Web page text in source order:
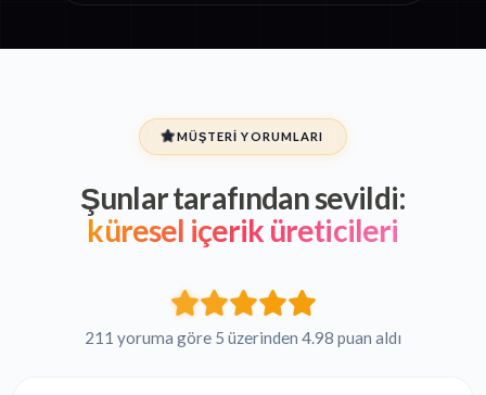
MÜŞTERI YORUMLARI
Şunlar tarafından sevildi:
küresel içerik üreticileri
211 yoruma göre 5 üzerinden 4.98 puan aldı